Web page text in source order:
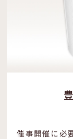
催事開催に必